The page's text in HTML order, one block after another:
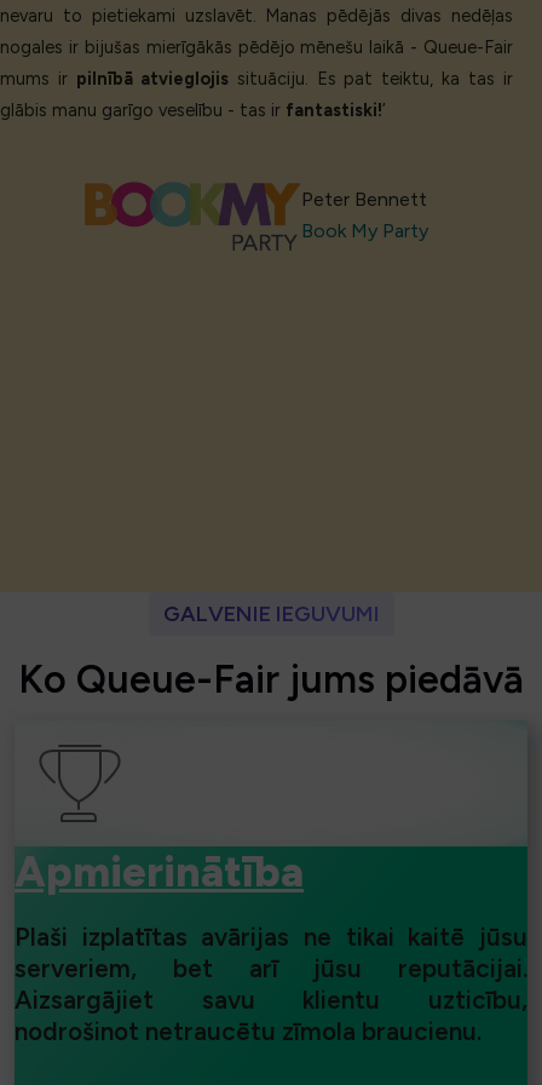
nevaru to pietiekami uzslavēt. Manas pēdējās divas nedēļas
nogales ir bijušas mierīgākās pēdējo mēnešu laikā - Queue-Fair
mums ir pilnībā atvieglojissituāciju. Es pat teiktu, ka tas ir
glābis manu garīgo veselību - tas ir fantastiski!’
Peter Bennett
Book My Party
GALVENIE IEGUVUMI
Ko Queue-Fair jums piedāvā
Apmierinātība
Plaši izplatītas avārijas ne tikai kaitē jūsu
serveriem, bet arī jūsu reputācijai.
Aizsargājiet savu klientu uzticību,
nodrošinot netraucētu zīmola braucienu.